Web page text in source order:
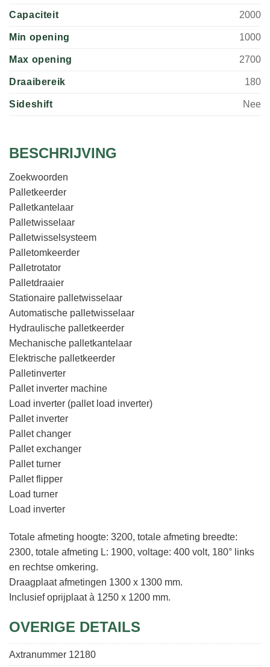
Capaciteit 2000
Min opening 1000
Max opening 2700
Draaibereik 180
Sideshift Nee
BESCHRIJVING
Zoekwoorden
Palletkeerder
Palletkantelaar
Palletwisselaar
Palletwisselsysteem
Palletomkeerder
Palletrotator
Palletdraaier
Stationaire palletwisselaar
Automatische palletwisselaar
Hydraulische palletkeerder
Mechanische palletkantelaar
Elektrische palletkeerder
Palletinverter
Pallet inverter machine
Load inverter (pallet load inverter)
Pallet inverter
Pallet changer
Pallet exchanger
Pallet turner
Pallet flipper
Load turner
Load inverter
Totale afmeting hoogte: 3200, totale afmeting breedte:
2300, totale afmeting L: 1900, voltage: 400 volt, 180° links
en rechtse omkering.
Draagplaat afmetingen 1300 x 1300 mm.
Inclusief oprijplaat à 1250 x 1200 mm.
OVERIGE DETAILS
Axtranummer 12180